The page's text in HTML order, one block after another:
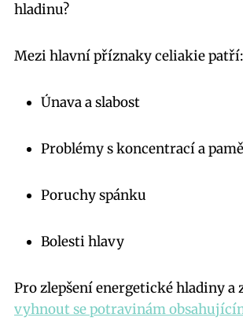
hladinu?
Mezi hlavní příznaky celiakie patří:
Únava a slabost
Problémy s koncentrací a
Poruchy spánku
Bolesti hlavy
Pro zlepšení energetické hladiny
vyhnout se potravinám